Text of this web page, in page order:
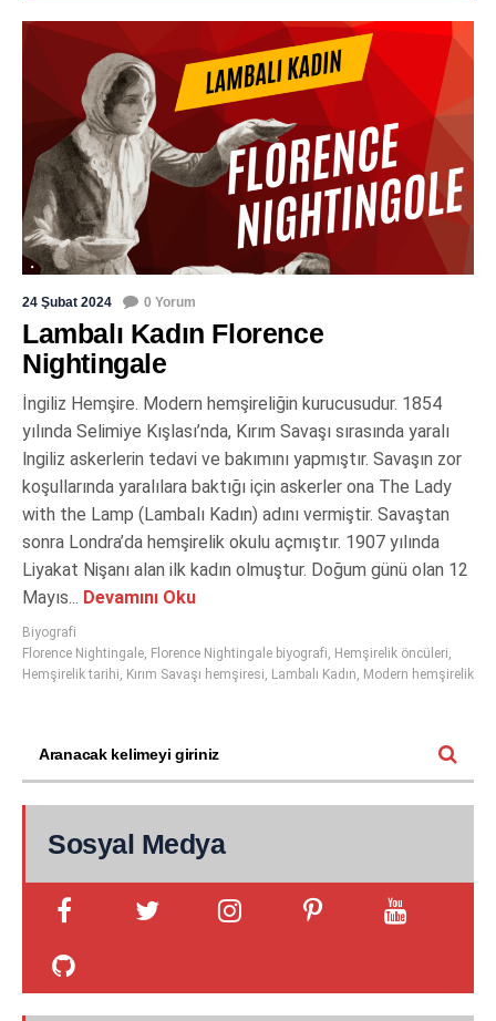
24 Şubat 2024 0 Yorum
Lambalı Kadın Florence
Nightingale
İngiliz Hemşire. Modern hemşireliğin kurucusudur. 1854
yılında Selimiye Kışlası’nda, Kırım Savaşı sırasında yaralı
lngiliz askerlerin tedavi ve bakımını yapmıştır. Savaşın zor
koşullarında yaralılara baktığı için askerler ona The Lady
with the Lamp (Lambalı Kadın) adını vermiştir. Savaştan
sonra Londra’da hemşirelik okulu açmıştır. 1907 yılında
Liyakat Nişanı alan ilk kadın olmuştur. Doğum günü olan 12
Mayıs... Devamını Oku
Biyografi
Florence Nightingale, Florence Nightingale biyografi, Hemşirelik öncüleri,
Hemşirelik tarihi, Kırım Savaşı hemşiresi, Lambalı Kadın, Modern hemşirelik
Sosyal Medya